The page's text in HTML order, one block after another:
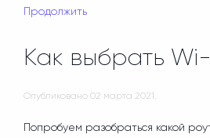
Продолжить
Как выбрать
Опубликовано 02 марта 2021 .
Попробуем разобраться какой